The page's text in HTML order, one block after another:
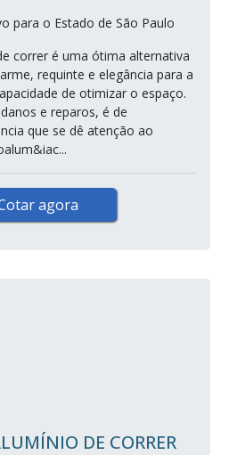
para o Estado de São Paulo
correr é uma ótima alternativa
requinte e elegância para a
de otimizar o espaço.
e reparos, é de
que se dê atenção ao
agora
DE CORRER